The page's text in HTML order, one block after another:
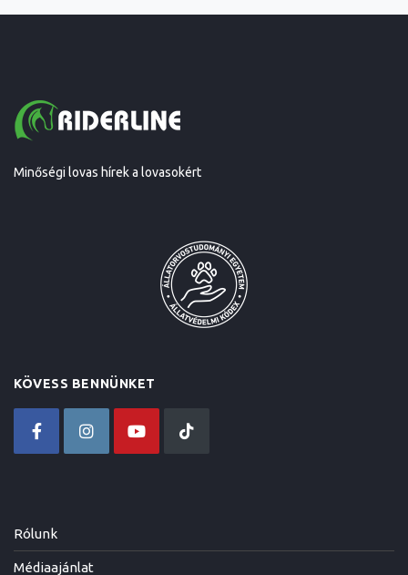
Minőségi lovas hírek a lovasokért
KÖVESS BENNÜNKET
Rólunk
Médiaajánlat